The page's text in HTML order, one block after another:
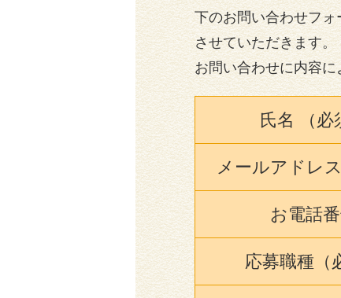
下のお問い合わせフ
させていただきます。
お問い合わせに内容
氏名 （必
メールアドレス
お電話
応募職種（